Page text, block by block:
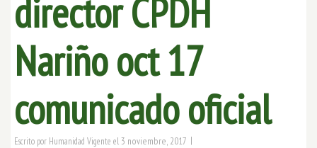
director CPDH
Nariño oct 17
comunicado oficial
Escrito por Humanidad Vigente el 3 noviembre, 2017 |